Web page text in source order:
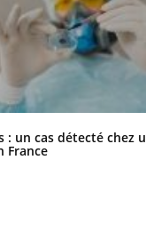
: un cas détecté chez
France